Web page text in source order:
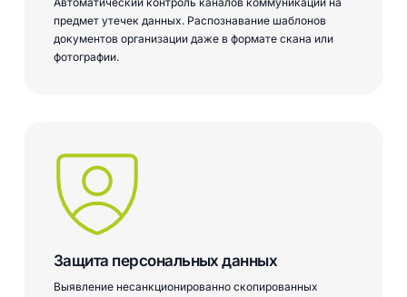
предмет утечек данных. Распознавание шаблонов
документов организации даже в формате скана или
фотографии.
Защита персональных данных
Выявление несанкционированно скопированных